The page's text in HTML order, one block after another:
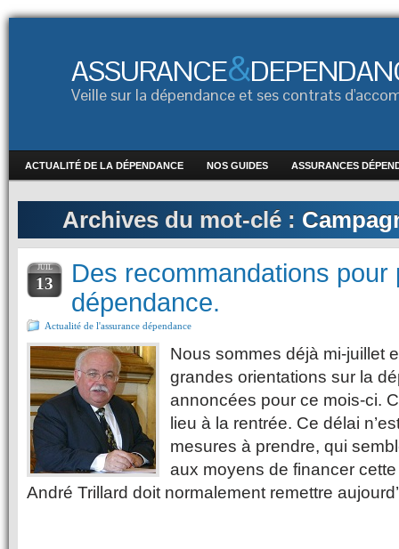
ASSURANCE&
Veille sur la dépendance et ses contrats
ACTUALITÉ DE LA DÉPENDANCE NOS GUIDES ASSURANCES
Archives du mot-clé :
JUIL
13
Des recommandations pour
dépendance.
Actualité de l'assurance dépendance
Nous sommes déjà mi-juillet
grandes orientations sur la
annoncées pour ce mois-ci.
lieu à la rentrée. Ce délai
mesures à prendre, qui
aux moyens de financer
André Trillard doit normalement remettre